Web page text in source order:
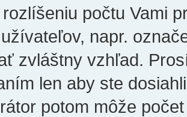
počtu Vami
napr.
zvláštny vzhľad.
len aby ste
potom môže